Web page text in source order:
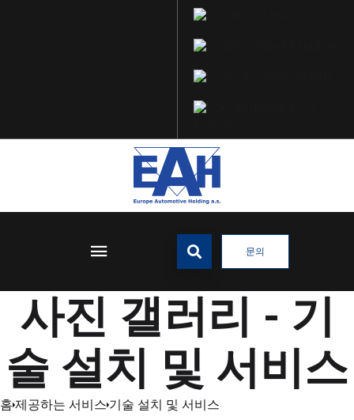
문의
사진 갤러리 - 기
술 설치 및 서비스
홈 제공하는 서비스 기술 설치 및 서비스